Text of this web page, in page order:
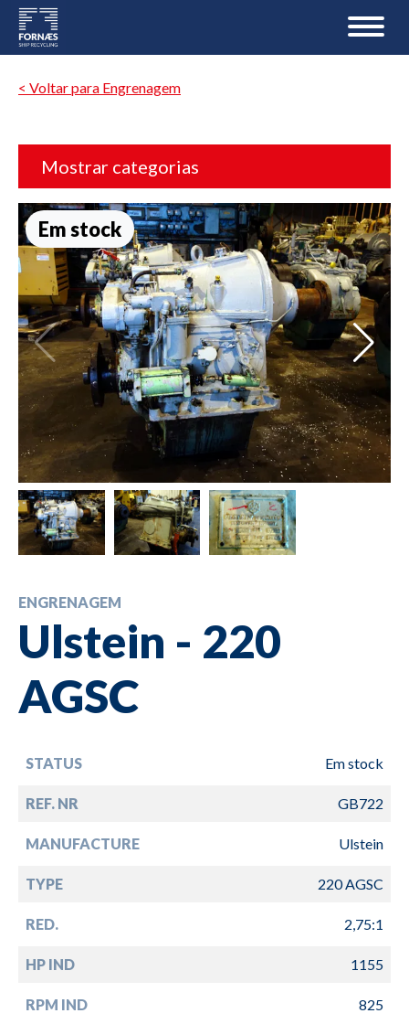
< Voltar para Engrenagem
Mostrar categorias
Em stock
ENGRENAGEM
Ulstein - 220
AGSC
STATUS Em stock
REF. NR GB722
MANUFACTURE Ulstein
TYPE 220 AGSC
RED. 2,75:1
HP IND 1155
RPM IND 825